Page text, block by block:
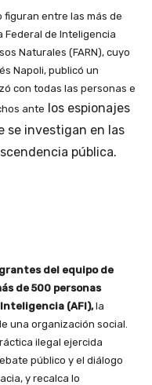
entre las más de
Federal de Inteligencia
Naturales (FARN), cuyo
Napoli, publicó un
con todas las personas e
ante los espionajes
se investigan en las
pública.
del equipo de
de 500 personas
(AFI),la
una organización social.
ilegal ejercida
público y el diálogo
y recalca lo